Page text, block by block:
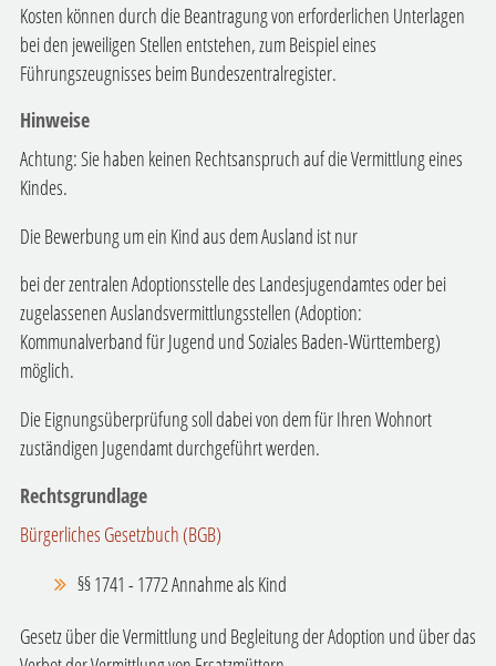
Kosten können durch die Beantragung von erforderlichen Unterlagen
bei den jeweiligen Stellen entstehen, zum Beispiel eines
Führungszeugnisses beim Bundeszentralregister.
Hinweise
Achtung: Sie haben keinen Rechtsanspruch auf die Vermittlung eines
Kindes.
Die Bewerbung um ein Kind aus dem Ausland ist nur
bei der zentralen Adoptionsstelle des Landesjugendamtes oder bei
zugelassenen Auslandsvermittlungsstellen (Adoption:
Kommunalverband für Jugend und Soziales Baden-Württemberg)
möglich.
Die Eignungsüberprüfung soll dabei von dem für Ihren Wohnort
zuständigen Jugendamt durchgeführt werden.
Rechtsgrundlage
Bürgerliches Gesetzbuch (BGB)
§§ 1741 - 1772 Annahme als Kind
Gesetz über die Vermittlung und Begleitung der Adoption und über das